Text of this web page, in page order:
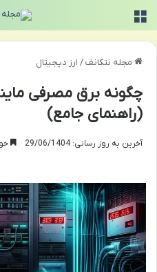
مجله نتکانف/ ارز دیجیتال
چگونه برق مصرفی
(راهنمای جامع)
آخرین به روز رسانی: 29/06/1404